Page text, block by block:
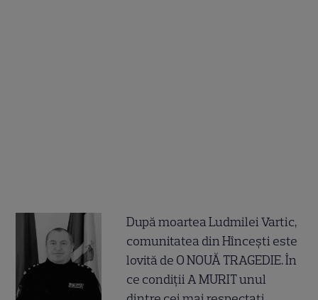
După moartea Ludmilei Vartic,
comunitatea din Hîncești este
lovită de O NOUĂ TRAGEDIE. În
ce condiții A MURIT unul